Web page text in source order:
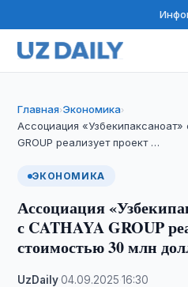
Главная›Экономика›
Ассоциация «Узбекипаксаноат»
GROUP реализует проект …
ЭКОНОМИКА
Ассоциация
с CATHAYA GROUP
стоимостью 30 млн
UzDaily·04.09.2025 ·16:30